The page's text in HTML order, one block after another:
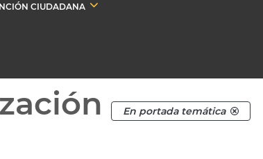
CIUDADANA
En portada temática